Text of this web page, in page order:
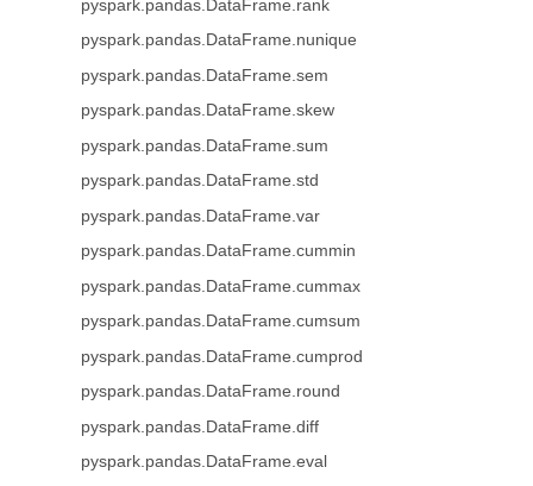
pyspark.pandas.DataFrame.rank
pyspark.pandas.DataFrame.nunique
pyspark.pandas.DataFrame.sem
pyspark.pandas.DataFrame.skew
pyspark.pandas.DataFrame.sum
pyspark.pandas.DataFrame.std
pyspark.pandas.DataFrame.var
pyspark.pandas.DataFrame.cummin
pyspark.pandas.DataFrame.cummax
pyspark.pandas.DataFrame.cumsum
pyspark.pandas.DataFrame.cumprod
pyspark.pandas.DataFrame.round
pyspark.pandas.DataFrame.diff
pyspark.pandas.DataFrame.eval